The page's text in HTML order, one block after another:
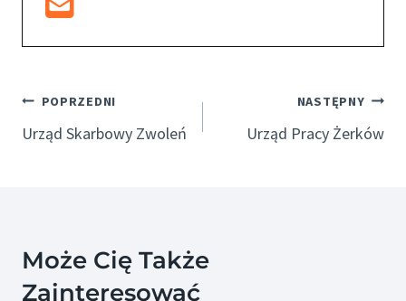
Nawigacja
Wpisu
POPRZEDNI
Urząd Skarbowy Zwoleń
NASTĘPNY
Urząd Pracy Żerków
Może Cię Także
Zainteresować